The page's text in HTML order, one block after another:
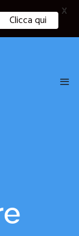
Clicca qui
X